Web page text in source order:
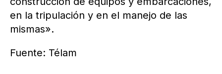
en la tripulación y en el manejo de las
mismas».
Fuente: Télam